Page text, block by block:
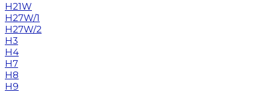
H21W
H27W/1
H27W/2
H3
H4
H7
H8
H9